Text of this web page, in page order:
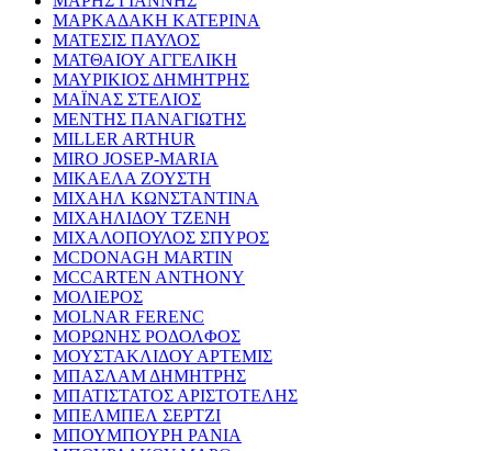
ΜΑΡΚΑΔΑΚΗ ΚΑΤΕΡΙΝΑ
ΜΑΤΕΣΙΣ ΠΑΥΛΟΣ
ΜΑΤΘΑΙΟΥ ΑΓΓΕΛΙΚΗ
ΜΑΥΡΙΚΙΟΣ ΔΗΜΗΤΡΗΣ
ΜΑΪΝΑΣ ΣΤΕΛΙΟΣ
ΜΕΝΤΗΣ ΠΑΝΑΓΙΩΤΗΣ
MILLER ARTHUR
MIRO JOSEP-MARIA
ΜΙΚΑΕΛΑ ΖΟΥΣΤΗ
ΜΙΧΑΗΛ ΚΩΝΣΤΑΝΤΙΝΑ
ΜΙΧΑΗΛΙΔΟΥ ΤΖΕΝΗ
ΜΙΧΑΛΟΠΟΥΛΟΣ ΣΠΥΡΟΣ
MCDONAGH MARTIN
MCCARTEN ANTHONY
ΜΟΛΙΕΡΟΣ
MOLNAR FERENC
ΜΟΡΩΝΗΣ ΡΟΔΟΛΦΟΣ
ΜΟΥΣΤΑΚΛΙΔΟΥ ΑΡΤΕΜΙΣ
ΜΠΑΣΛΑΜ ΔΗΜΗΤΡΗΣ
ΜΠΑΤΙΣΤΑΤΟΣ ΑΡΙΣΤΟΤΕΛΗΣ
ΜΠΕΛΜΠΕΛ ΣΕΡΤΖΙ
ΜΠΟΥΜΠΟΥΡΗ ΡΑΝΙΑ